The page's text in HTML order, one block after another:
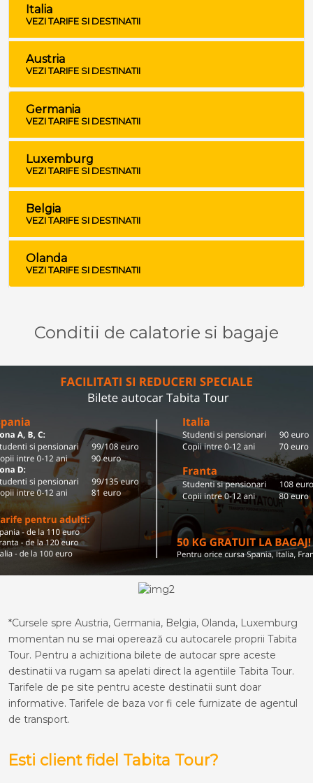
Italia
VEZI TARIFE SI DESTINATII
Austria
VEZI TARIFE SI DESTINATII
Germania
VEZI TARIFE SI DESTINATII
Luxemburg
VEZI TARIFE SI DESTINATII
Belgia
VEZI TARIFE SI DESTINATII
Olanda
VEZI TARIFE SI DESTINATII
Conditii de calatorie si bagaje
*Cursele spre Austria, Germania, Belgia, Olanda, Luxemburg
momentan nu se mai operează cu autocarele proprii Tabita
Tour. Pentru a achizitiona bilete de autocar spre aceste
destinatii va rugam sa apelati direct la agentiile Tabita Tour.
Tarifele de pe site pentru aceste destinatii sunt doar
informative. Tarifele de baza vor fi cele furnizate de agentul
de transport.
Esti client fidel Tabita Tour?